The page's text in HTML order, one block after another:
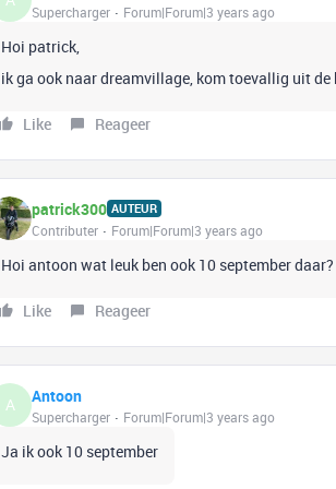
Supercharger Forum|Forum|3 years ago
Hoi patrick,
ik ga ook naar dreamvillage, kom toevallig uit de
Like Reageer
patrick300 AUTEUR
Contributer Forum|Forum|3 years ago
Hoi antoon wat leuk ben ook 10 september daar?
Like Reageer
A Antoon
Supercharger Forum|Forum|3 years ago
Ja ik ook 10 september